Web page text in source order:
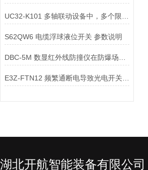
S62QW6 电缆浮球液位开关 参数说明
湖北开航智能装备有限公司